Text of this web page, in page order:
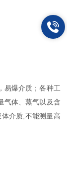
爆介质；各种工
气体、蒸气以及含
介质,不能测量高